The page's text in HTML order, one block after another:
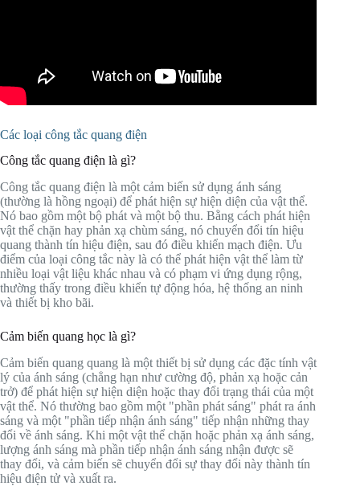
Các loại công tắc quang điện
Công tắc quang điện là gì?
Công tắc quang điện là một cảm biến sử dụng ánh sáng
(thường là hồng ngoại) để phát hiện sự hiện diện của vật thể.
Nó bao gồm một bộ phát và một bộ thu. Bằng cách phát hiện
vật thể chặn hay phản xạ chùm sáng, nó chuyển đổi tín hiệu
quang thành tín hiệu điện, sau đó điều khiển mạch điện. Ưu
điểm của loại công tắc này là có thể phát hiện vật thể làm từ
nhiều loại vật liệu khác nhau và có phạm vi ứng dụng rộng,
thường thấy trong điều khiển tự động hóa, hệ thống an ninh
và thiết bị kho bãi.
Cảm biến quang học là gì?
Cảm biến quang quang là một thiết bị sử dụng các đặc tính vật
lý của ánh sáng (chẳng hạn như cường độ, phản xạ hoặc cản
trở) để phát hiện sự hiện diện hoặc thay đổi trạng thái của một
vật thể. Nó thường bao gồm một "phần phát sáng" phát ra ánh
sáng và một "phần tiếp nhận ánh sáng" tiếp nhận những thay
đổi về ánh sáng. Khi một vật thể chặn hoặc phản xạ ánh sáng,
lượng ánh sáng mà phần tiếp nhận ánh sáng nhận được sẽ
thay đổi, và cảm biến sẽ chuyển đổi sự thay đổi này thành tín
hiệu điện tử và xuất ra.